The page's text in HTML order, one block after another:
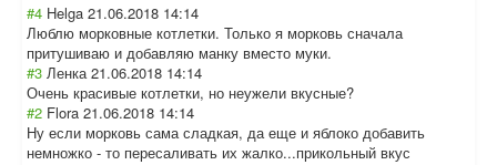
#4 Helga 21.06.2018 14:14
Люблю морковные котлетки. Только я морковь сначала
притушиваю и добавляю манку вместо муки.
#3 Ленка 21.06.2018 14:14
Очень красивые котлетки, но неужели вкусные?
#2 Flora 21.06.2018 14:14
Ну если морковь сама сладкая, да еще и яблоко добавить
немножко - то пересаливать их жалко...прикольный вкус